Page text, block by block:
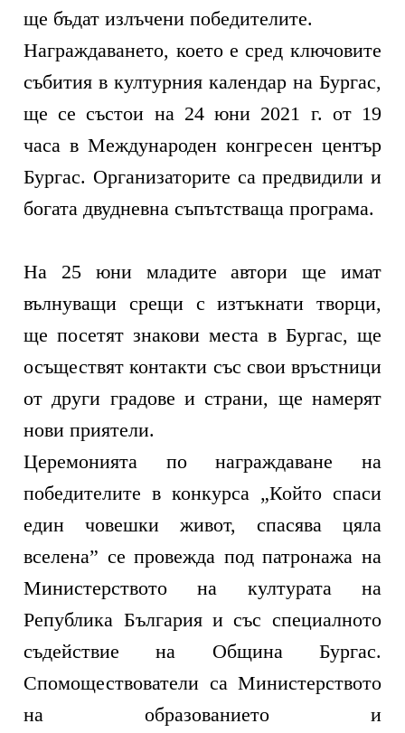
ще бъдат излъчени победителите.
Награждаването, което е сред ключовите
събития в културния календар на Бургас,
ще се състои на 24 юни 2021 г. от 19
часа в Международен конгресен център
Бургас. Организаторите са предвидили и
богата двудневна съпътстваща програма.
На 25 юни младите автори ще имат
вълнуващи срещи с изтъкнати творци,
ще посетят знакови места в Бургас, ще
осъществят контакти със свои връстници
от други градове и страни, ще намерят
нови приятели.
Церемонията по награждаване на
победителите в конкурса „Който спаси
един човешки живот, спасява цяла
вселена” се провежда под патронажа на
Министерството на културата на
Република България и със специалното
съдействие на Община Бургас.
Спомоществователи са Министерството
на образованието и